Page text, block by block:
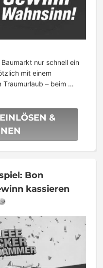
nur schnell ein
mit einem
Traumurlaub – beim …
&
Bon
kassieren